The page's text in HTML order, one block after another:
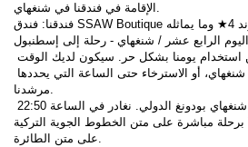
الإقامة في فندقنا في شنغهاي.
اليوم الرابع عشر / شنغهاي - رحلة إلى إسطنبول
مرشدنا.
برحلة مباشرة على متن الخطوط الجوية التركية TK27 إلى إسطنبول. الإقامة
على متن الطائرة.